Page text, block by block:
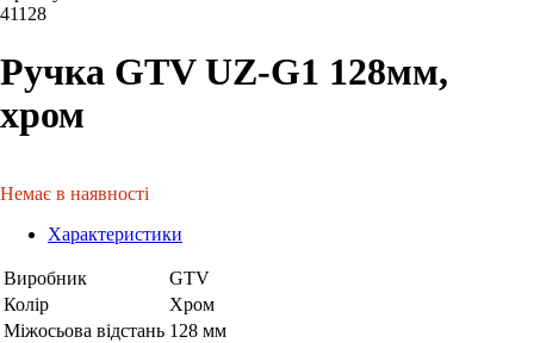
41128
Ручка GTV UZ-G1 128мм,
хром
Немає в наявності
Характеристики
Виробник
GTV
Колір
Хром
Міжосьова відстань 128 мм